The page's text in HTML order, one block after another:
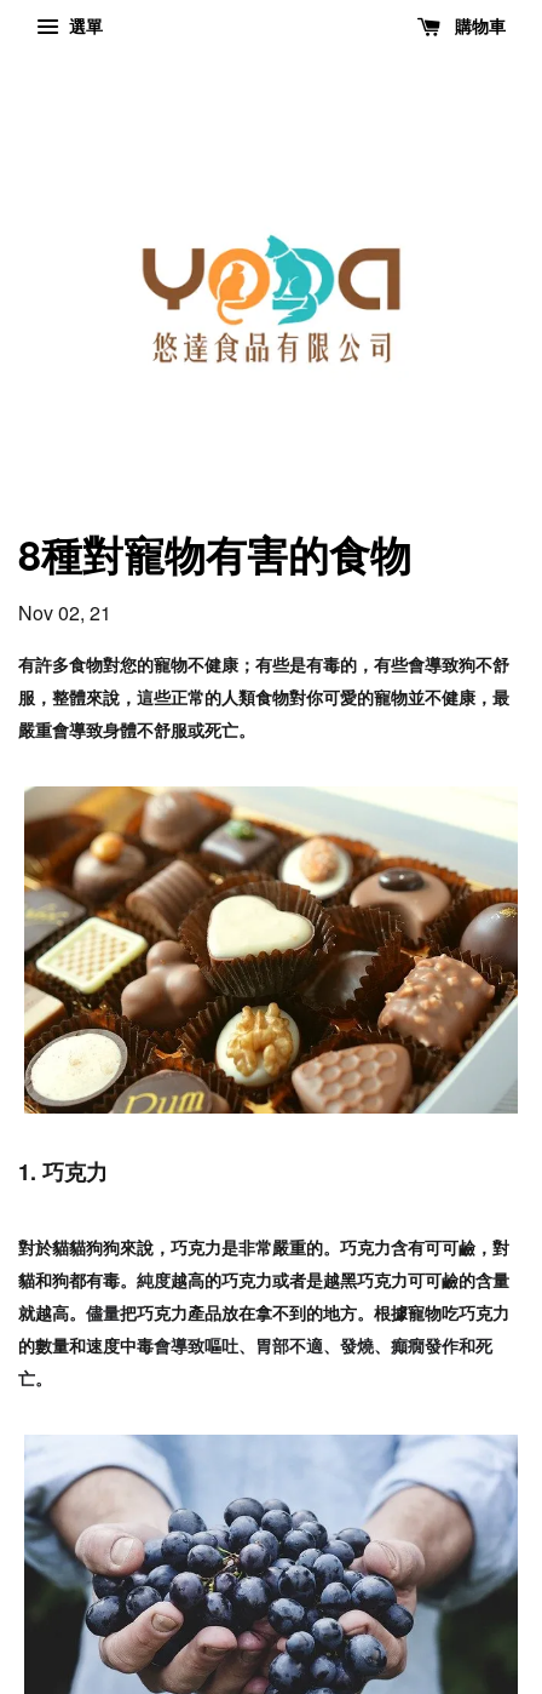
選單 購物車
8種對寵物有害的食物
Nov 02, 21
有許多食物對您的寵物不健康；有些是有毒的，有些會導致狗不舒
服，整體來說，這些正常的人類食物對你可愛的寵物並不健康，最
嚴重會導致身體不舒服或死亡。
1. 巧克力
對於貓貓狗狗來說，巧克力是非常嚴重的。 巧克力含有可可鹼，對
貓和狗都有毒。純度越高的巧克力或者是越黑巧克力可可鹼的含量
就越高。儘量把巧克力產品放在拿不到的地方。 根據寵物吃巧克力
的數量和速度中毒會導致嘔吐、胃部不適、發燒、癲癇發作和死
亡。